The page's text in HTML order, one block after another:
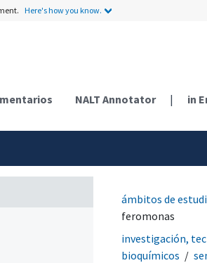
Here's how you know.
NALT Annotator | in
ámbitos de
feromonas
investigación,
bioquímicos